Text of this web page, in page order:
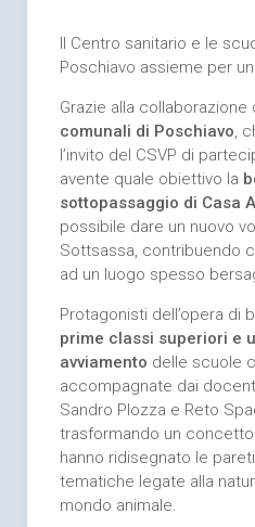
Il Centro sanitario e le
Poschiavo assieme per
Grazie alla collaborazione
comunali di Poschiavo,
l’invito del CSVP di
avente quale obiettivo la
sottopassaggio di Casa
possibile dare un nuovo
Sottsassa, contribuendo
ad un luogo spesso
Protagonisti dell’opera di
prime classi superiori e
avviamento delle scuole
accompagnate dai
Sandro Plozza e Reto
trasformando un
hanno ridisegnato le
tematiche legate alla
mondo animale.